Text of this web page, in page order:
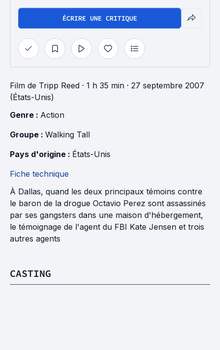
ÉCRIRE UNE CRITIQUE
Film de Tripp Reed · 1 h 35 min · 27 septembre 2007
(États-Unis)
Genre : Action
Groupe : Walking Tall
Pays d'origine : États-Unis
Fiche technique
À Dallas, quand les deux principaux témoins contre
le baron de la drogue Octavio Perez sont assassinés
par ses gangsters dans une maison d'hébergement,
le témoignage de l'agent du FBI Kate Jensen et trois
autres agents
CASTING